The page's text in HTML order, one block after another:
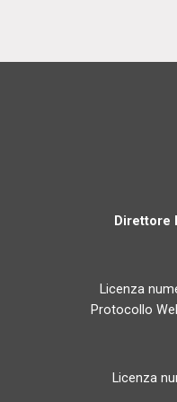
Direttore
Licenza
Protocollo
Licenza